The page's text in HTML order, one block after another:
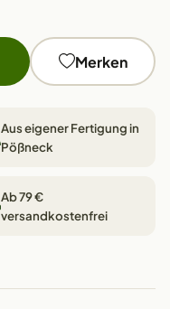
Merken
Aus eigener Fertigung in
Pößneck
Ab 79 €
versandkostenfrei